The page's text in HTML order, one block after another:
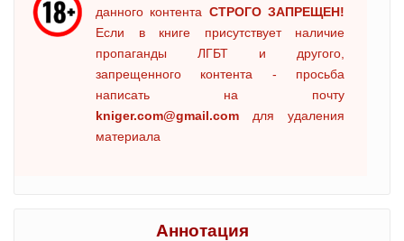
данного контента СТРОГО ЗАПРЕЩЕН!
Если в книге присутствует наличие
пропаганды ЛГБТ и другого,
запрещенного контента - просьба
написать на почту
kniger.com@gmail.com для удаления
материала
Аннотация